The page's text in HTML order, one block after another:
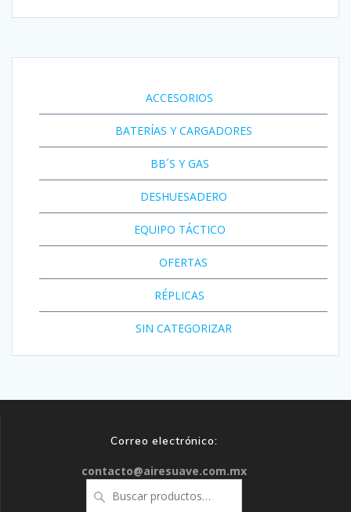
ACCESORIOS
BATERÍAS Y CARGADORES
BB´S Y GAS
DESHUESADERO
EQUIPO TÁCTICO
OFERTAS
RÉPLICAS
SIN CATEGORIZAR
Correo electrónico:
contacto@airesuave.com.mx
por: